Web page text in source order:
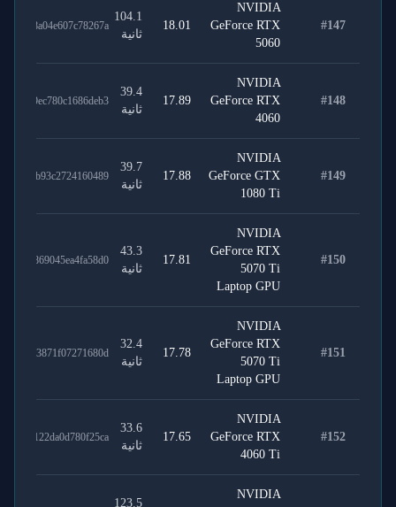
#147
NVIDIA
GeForce RTX
5060
18.01
104.1
ثانية
dc6c08a04e607c78267a
#148
NVIDIA
GeForce RTX
4060
17.89
39.4
ثانية
f1eca9ec780c1686deb3
#149
NVIDIA
GeForce GTX
1080 Ti
17.88
39.7
ثانية
2cfec0b93c2724160489
#150
NVIDIA
GeForce RTX
5070 Ti
Laptop GPU
17.81
43.3
ثانية
73f19869045ea4fa58d0
#151
NVIDIA
GeForce RTX
5070 Ti
Laptop GPU
17.78
32.4
ثانية
4988b13871f07271680d
#152
NVIDIA
GeForce RTX
4060 Ti
17.65
33.6
ثانية
0c13d122da0d780f25ca
NVIDIA
123.5